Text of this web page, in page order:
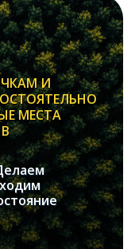
И
МЕСТА